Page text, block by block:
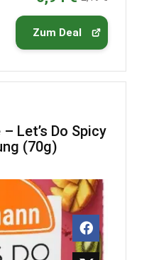
Zum Deal
Let’s Do Spicy
(70g)